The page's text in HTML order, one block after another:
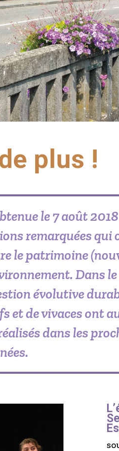
plus !
le 7 août
remarquées qui
le patrimoine
Dans
évolutive
et de vivaces ont
dans les